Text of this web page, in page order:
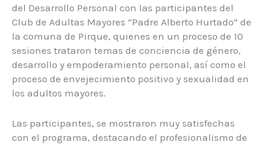
del Desarrollo Personal con las participantes del
Club de Adultas Mayores “Padre Alberto Hurtado” de
la comuna de Pirque, quienes en un proceso de 10
sesiones trataron temas de conciencia de género,
desarrollo y empoderamiento personal, así como el
proceso de envejecimiento positivo y sexualidad en
los adultos mayores.
Las participantes, se mostraron muy satisfechas
con el programa, destacando el profesionalismo de